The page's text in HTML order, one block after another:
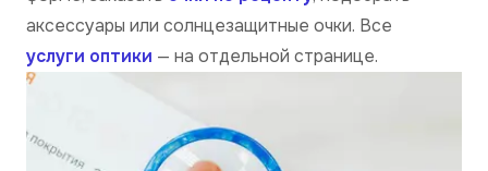
аксессуары или солнцезащитные очки. Все
услуги оптики — на отдельной странице.